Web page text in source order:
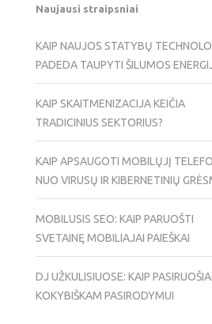
Naujausi straipsniai
KAIP NAUJOS STATYBŲ
PADEDA TAUPYTI ŠILUMOS
KAIP SKAITMENIZACIJA KEIČIA
TRADICINIUS SEKTORIUS?
KAIP APSAUGOTI MOBILŲJĮ
NUO VIRUSŲ IR KIBERNETINIŲ
MOBILUSIS SEO: KAIP PARUOŠTI
SVETAINĘ MOBILIAJAI PAIEŠKAI
DJ UŽKULISIUOSE: KAIP
KOKYBIŠKAM PASIRODYMUI